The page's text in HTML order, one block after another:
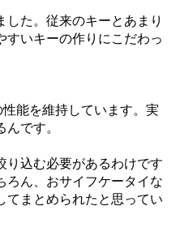
た。従来のキーとあまり
すいキーの作りにこだわっ
能を維持しています。実
です。
込む必要があるわけです
ろん、おサイフケータイな
てまとめられたと思ってい